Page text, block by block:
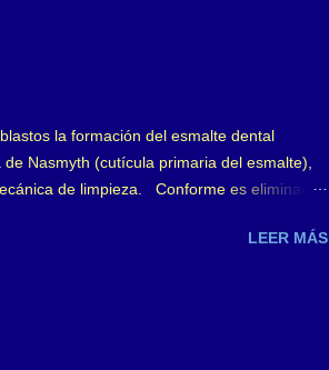
por cierto tipo de
la formación del esmalte dental
Nasmyth (cutícula primaria del esmalte),
de limpieza. Conforme es eliminada,
Sobre la hidroxiapatita del esmalte,
a esta capa iónica denominada capa de
LEER MÁS